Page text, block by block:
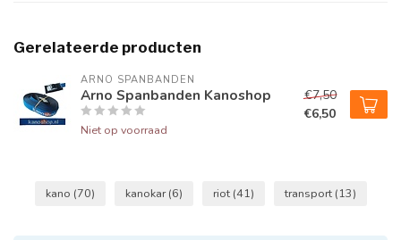
Gerelateerde producten
ARNO SPANBANDEN
Arno Spanbanden Kanoshop
Niet op voorraad
€7,50
€6,50
kano (70) kanokar(6) riot (41) transport (13)